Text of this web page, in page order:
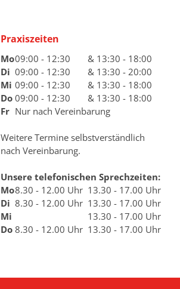
Praxiszeiten
Mo09:00 - 12:30
& 13:30 - 18:00
Di 09:00 - 12:30
& 13:30 - 20:00
Mi 09:00 - 12:30
& 13:30 - 18:00
Do 09:00 - 12:30
& 13:30 - 18:00
Fr Nur nach Vereinbarung
Weitere Termine selbstverständlich
nach Vereinbarung.
Unsere telefonischen Sprechzeiten:
Mo8.30 - 12.00 Uhr 13.30 - 17.00 Uhr
Di 8.30 - 12.00 Uhr 13.30 - 17.00 Uhr
Mi
13.30 - 17.00 Uhr
Do 8.30 - 12.00 Uhr 13.30 - 17.00 Uhr